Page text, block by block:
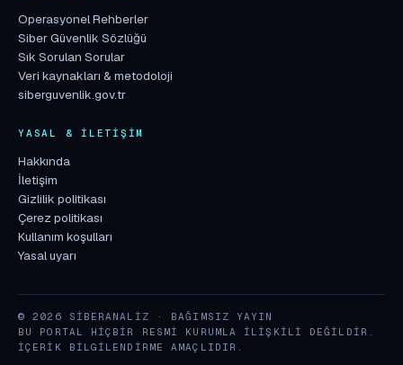
Operasyonel Rehberler
Siber Güvenlik Sözlüğü
Sık Sorulan Sorular
Veri kaynakları & metodoloji
siberguvenlik.gov.tr
YASAL & İLETIŞIM
Hakkında
İletişim
Gizlilik politikası
Çerez politikası
Kullanım koşulları
Yasal uyarı
© 2026 SIBERANALIZ · BAĞIMSIZ YAYIN
BU PORTAL HIÇBIR RESMI KURUMLA ILIŞKILI DEĞILDIR.
İÇERIK BILGILENDIRME AMAÇLIDIR.